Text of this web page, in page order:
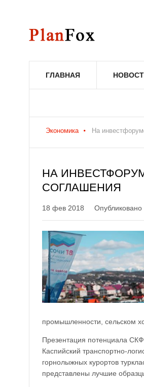
ГЛАВНАЯ
Экономика На
НА
СОГЛАШЕНИЯ
18 фев 2018 Опубликовано
промышленности, сельском
Презентация потенциала
Каспийский транспортно-
горнолыжных курортов
представлены лучшие